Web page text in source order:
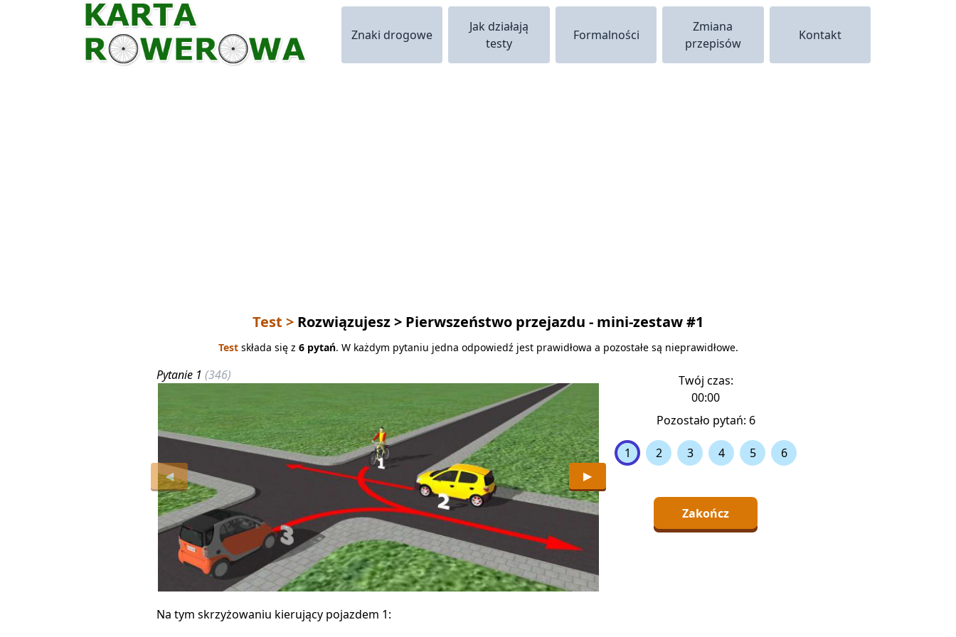
Znaki drogowe
Jak działają
testy
Formalności
Zmiana
przepisów
Kontakt
Test > Rozwiązujesz> Pierwszeństwo przejazdu - mini-zestaw #1
Testskłada się z 6 pytań. W każdym pytaniu jedna odpowiedź jest prawidłowa a pozostałe są nieprawidłowe.
Twój czas:
00:00
Pozostało pytań: 6
1 2 3 4 5 6
Zakończ
◀ ▶
Pytanie 1 (346)
Na tym skrzyżowaniu kierujący pojazdem 1:
(266)